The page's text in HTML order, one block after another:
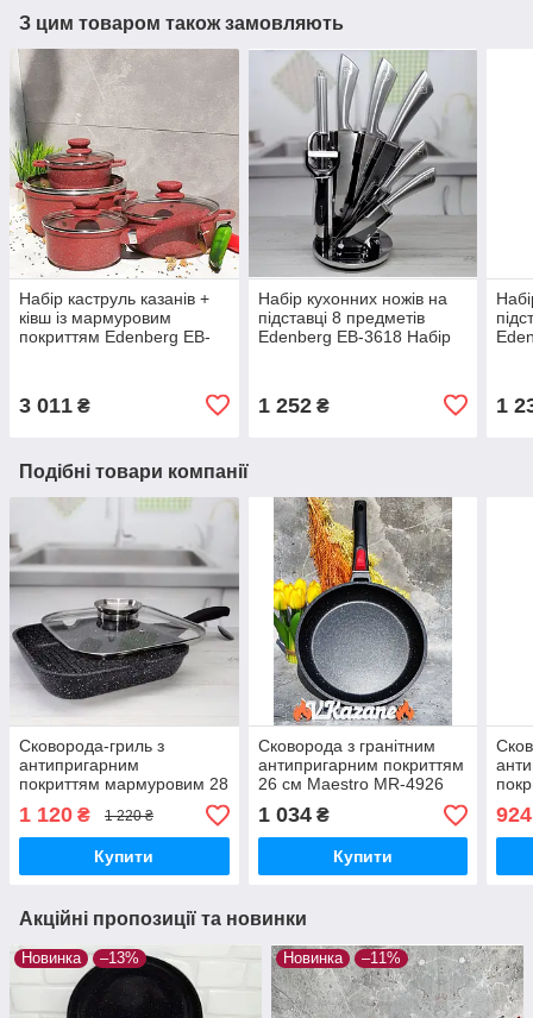
З цим товаром також замовляють
Набір каструль казанів +
ківш із мармуровим
покриттям Edenberg EB-
3 011 ₴
Набір кухонних ножів на
підставці 8 предметів
Edenberg EB-3618 Набір
1 252₴ 1
Подібні товари компанії
Сковорода-гриль з
антипригарним
покриттям мармуровим 28
см Edenberg EB-3310
Сковорода гриль із
кришкою
1 120 ₴ 1 220 ₴
Купити
Сковорода з гранітним
антипригарним покриттям
26 см Maestro MR-4926
Сковорода зі знімною
ручкою без кришки
1 034₴
Купити
см
924
Акційні пропозиції та новинки
Новинка –13% Новинка –11%